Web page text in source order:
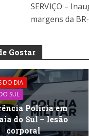
SERVIÇO –
margens da
Gostar
DO DIA
SUL
Policia em
do Sul – lesão
corporal